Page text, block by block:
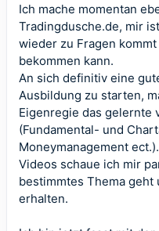
Ich mache momentan
Tradingdusche.de, mir
wieder zu Fragen
bekommen kann.
An sich definitiv eine
Ausbildung zu starten,
Eigenregie das gelernte
(Fundamental- und
Moneymanagement ect.).
Videos schaue ich mir
bestimmtes Thema
erhalten.